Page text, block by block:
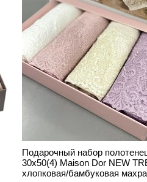
Подарочный набор
30х50(4) Maison Dor NEW
хлопковая/бамбуковая махра